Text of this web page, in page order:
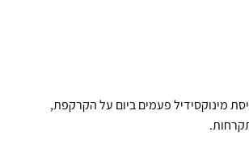
מ"ל תמיסת מינוקסידיל פעמים ביום על הקרקפת,